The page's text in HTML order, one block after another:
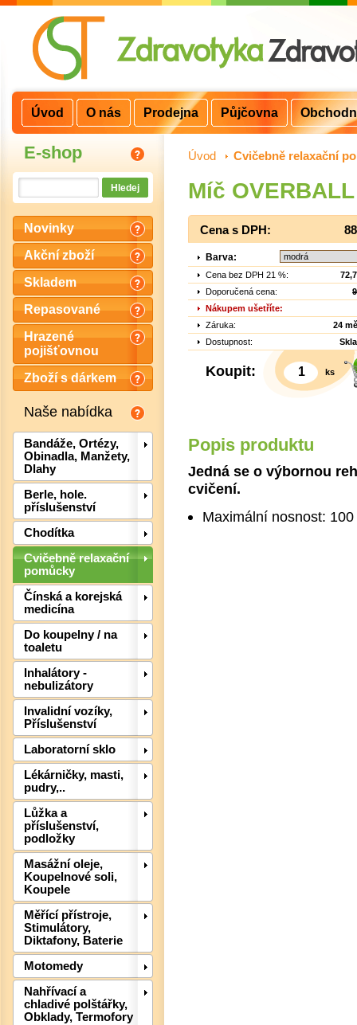
E-shop
Novinky
Akční zboží
Skladem
Repasované
Hrazené
pojišťovnou
Zboží s dárkem
Naše nabídka
Bandáže, Ortézy,
Obinadla, Manžety,
Dlahy
Berle, hole.
příslušenství
Chodítka
Cvičebně relaxační
pomůcky
Čínská a korejská
medicína
Do koupelny / na
toaletu
Inhalátory -
nebulizátory
Invalidní vozíky,
Příslušenství
Laboratorní sklo
Lékárničky, masti,
pudry,..
Lůžka a
příslušenství,
podložky
Masážní oleje,
Koupelnové soli,
Koupele
Měřící přístroje,
Stimulátory,
Diktafony, Baterie
Motomedy
Nahřívací a
chladivé polštářky,
Obklady, Termofory
Úvod > Cvičebně relaxační
Míč
Cena s DPH:
Barva:
Cena bez DPH 21 %:
Doporučená cena:
Nákupem ušetříte:
Záruka:
24
Dostupnost:
Koupit: ks
Popis produktu
Jedná se o výbornou
cvičení.
Maximální nosnost: 100
Úvod O nás Prodejna Půjčovna